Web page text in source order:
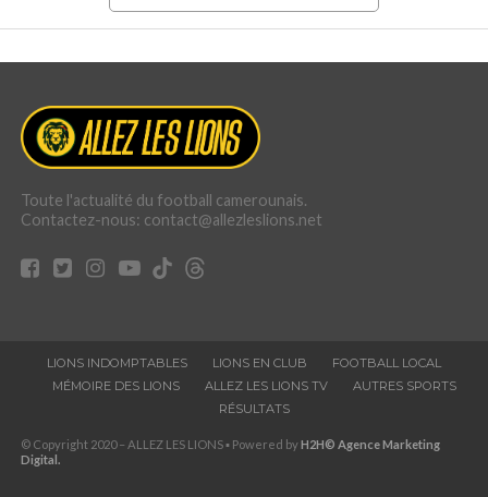
Toute l'actualité du football camerounais.
Contactez-nous: contact@allezleslions.net
LIONS INDOMPTABLES LIONS EN CLUB
FOOTBALL LOCAL
MÉMOIRE DES LIONS
ALLEZ LES LIONS TV
AUTRES SPORTS
RÉSULTATS
© Copyright 2020 – ALLEZ LES LIONS ▪ Powered byH2H© Agence Marketing
Digital.